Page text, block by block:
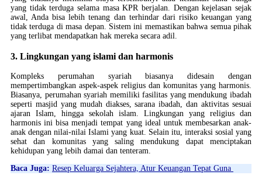
yang tidak terduga selama masa KPR berjalan. Dengan kejelasan sejak
awal, Anda bisa lebih tenang dan terhindar dari risiko keuangan yang
tidak terduga di masa depan. Sistem ini memastikan bahwa semua pihak
yang terlibat mendapatkan hak mereka secara adil.
3. Lingkungan yang islami dan harmonis
Kompleks perumahan syariah biasanya didesain dengan
mempertimbangkan aspek-aspek religius dan komunitas yang harmonis.
Biasanya, perumahan syariah memiliki fasilitas yang mendukung ibadah
seperti masjid yang mudah diakses, sarana ibadah, dan aktivitas sesuai
ajaran Islam, hingga sekolah islam. Lingkungan yang religius dan
harmonis ini bisa menjadi tempat yang ideal untuk membesarkan anak-
anak dengan nilai-nilai Islami yang kuat. Selain itu, interaksi sosial yang
sehat dan komunitas yang saling mendukung dapat menciptakan
kehidupan yang lebih damai dan tenteram.
Baca Juga: Resep Keluarga Sejahtera, Atur Keuangan Tepat Guna